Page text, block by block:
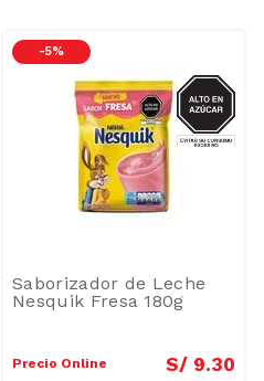
-5 %
AZUCAR
Saborizador de Leche
Nesquik Fresa 180g
Precio Online S/ 9.30